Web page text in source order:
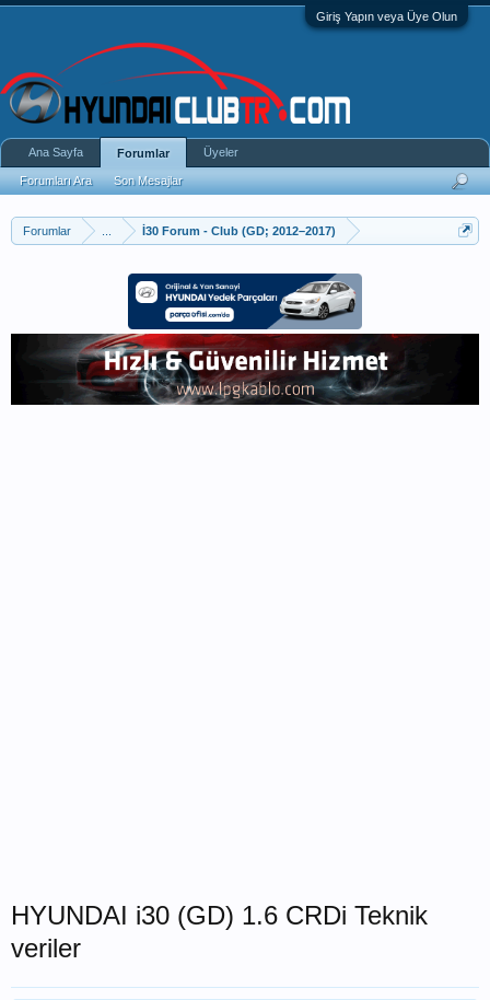
Giriş Yapın veya Üye Olun
Forumlar İ30 Forum - Club (GD; 2012–2017)
HYUNDAI i30 (GD) 1.6 CRDi Teknik
veriler
Ana Sayfa Forumlar
Forumları Ara Son Mesajlar
Üyeler